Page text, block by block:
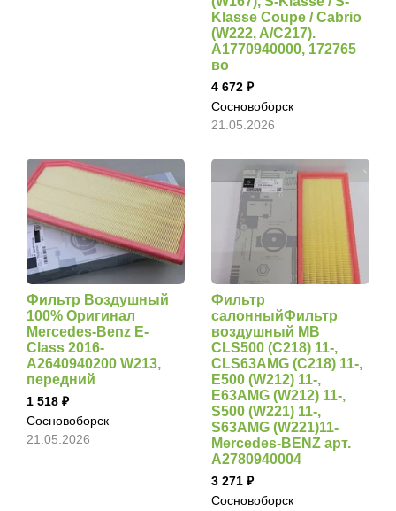
Klasse Coupe / Cabrio
(W222, A/C217).
A1770940000, 172765
во
4 672
Сосновоборск
21.05.2026
Фильтр Воздушный
100% Оригинал
Mercedes-Benz E-
Class 2016-
A2640940200 W213,
передний
1 518
Сосновоборск
21.05.2026
Фильтр
салонныйФильтр
воздушный MB
CLS500 (C218) 11-,
CLS63AMG (C218) 11-,
E500 (W212) 11-,
E63AMG (W212) 11-,
S500 (W221) 11-,
S63AMG (W221)11-
Mercedes-BENZ арт.
A2780940004
3 271
Сосновоборск